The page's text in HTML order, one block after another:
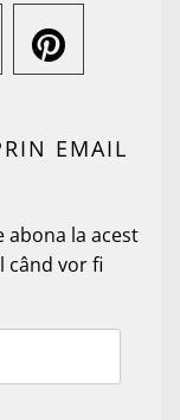
EMAIL
la acest
când vor fi